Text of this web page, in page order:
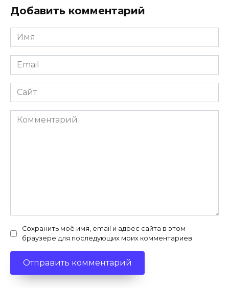
Добавить комментарий
Имя
*
Email
*
Сайт
Комментарий
Сохранить моё имя, email и адрес сайта в этом
браузере для последующих моих комментариев.